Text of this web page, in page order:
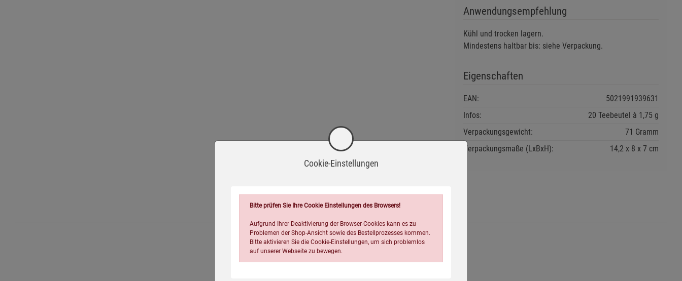
Anwendungsempfehlung
Kühl und trocken lagern.
Mindestens haltbar bis: siehe Verpackung.
Eigenschaften
EAN:
5021991939631
Infos:
20 Teebeutel à 1,75 g
Verpackungsgewicht:
71 Gramm
Verpackungsmaße (LxBxH):
14,2 8 7 cm
Passend dazu
-21%
Cookie-Einstellungen
Bitte prüfen Sie Ihre Cookie Einstellungen des Browsers!
Aufgrund Ihrer Deaktivierung der Browser-Cookies kann es zu
Problemen der Shop-Ansicht sowie des Bestellprozesses kommen.
Bitte aktivieren Sie die Cookie-Einstellungen, um sich problemlos
auf unserer Webseite zu bewegen.